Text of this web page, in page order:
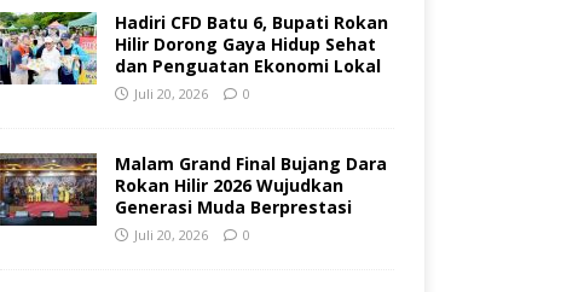
Hadiri CFD Batu 6, Bupati Rokan
Hilir Dorong Gaya Hidup Sehat
dan Penguatan Ekonomi Lokal
Juli 20, 2026 0
Malam Grand Final Bujang Dara
Rokan Hilir 2026 Wujudkan
Generasi Muda Berprestasi
Juli 20, 2026 0